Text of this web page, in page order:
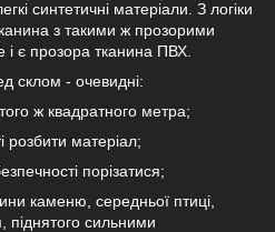
синтетичні матеріали. З логіки
з такими ж прозорими
і є прозора тканина ПВХ.
склом - очевидні:
ж квадратного метра;
розбити матеріал;
порізатися;
каменю, середньої птиці,
піднятого сильними